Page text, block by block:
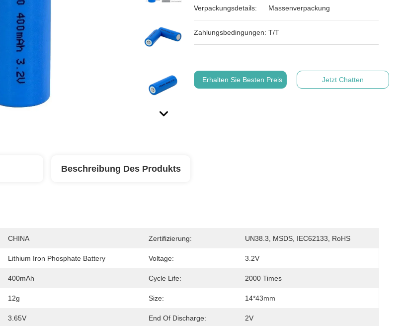
Verpackungsdetails: Massenverpackung
Zahlungsbedingungen: T/T
Erhalten Sie Besten Preis Jetzt Chatten
Beschreibung Des Produkts
CHINA Zertifizierung: UN38.3, MSDS, IEC62133, RoHS
Lithium Iron Phosphate Battery Voltage: 3.2V
400mAh Cycle Life: 2000 Times
12g Size: 14*43mm
3.65V End Of Discharge: 2V